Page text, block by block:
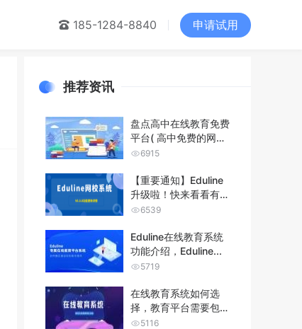
185-1284-8840 申请试用
推荐资讯
盘点高中在线教育免费
平台( 高中免费的网课
平台分享...
6915
【重要通知】Eduline
升级啦！快来看看有没
有你...
6539
Eduline在线教育系统
功能介绍，Eduline...
5719
在线教育系统如何选
择，教育平台需要包含
哪些功能？
5116